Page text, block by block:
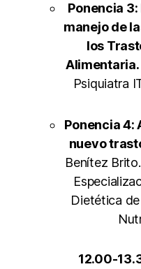
Ponencia
manejo de
los
Alimentaria.
Psiquiatra
Ponencia 4:
nuevo
Benítez
Dietética
12.00-